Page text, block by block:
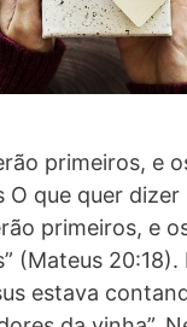
primeiros, e
que quer dizer
primeiros, e
(Mateus 20:18).
estava